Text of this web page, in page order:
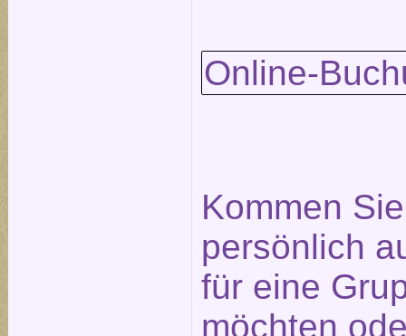
Online-
Kommen
persönlich
für eine
möchten